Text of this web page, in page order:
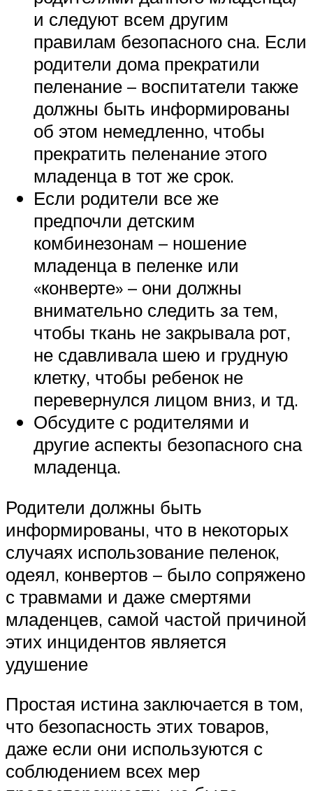
и следуют всем другим
правилам безопасного сна. Если
родители дома прекратили
пеленание – воспитатели также
должны быть информированы
об этом немедленно, чтобы
прекратить пеленание этого
младенца в тот же срок.
Если родители все же
предпочли детским
комбинезонам – ношение
младенца в пеленке или
«конверте» – они должны
внимательно следить за тем,
чтобы ткань не закрывала рот,
не сдавливала шею и грудную
клетку, чтобы ребенок не
перевернулся лицом вниз, и тд.
Обсудите с родителями и
другие аспекты безопасного сна
младенца.
Родители должны быть
информированы, что в некоторых
случаях использование пеленок,
одеял, конвертов – было сопряжено
с травмами и даже смертями
младенцев, самой частой причиной
этих инцидентов является
удушение
Простая истина заключается в том,
что безопасность этих товаров,
даже если они используются с
соблюдением всех мер